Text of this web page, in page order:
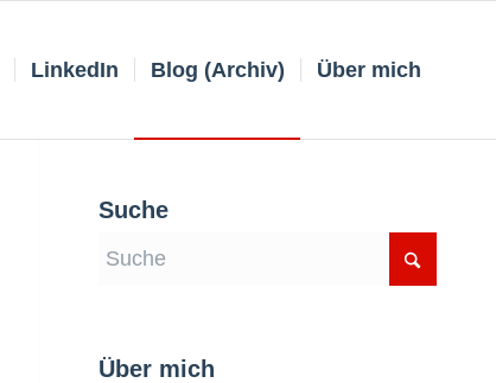
LinkedIn Blog (Archiv) Über mich
Suche
Über mich